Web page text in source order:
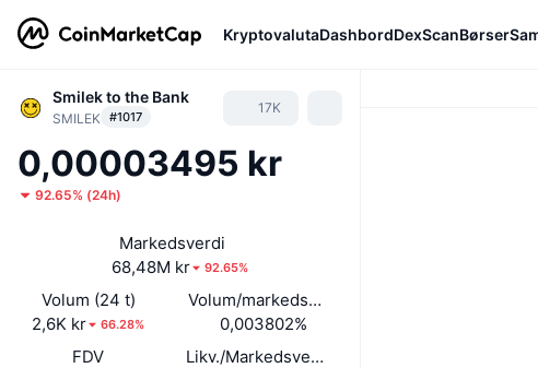
KryptovalutaDashbordDexScanBørser
Smilek to the Bank
SMILEK #1017
17K
0,00003495 kr
92.65% (24h)
Markedsverdi
68,48M kr
92.65%
Volum (24 t)
2,6K kr
66.28%
Volum/markedsverdi (24 timer)
0,003802%
FDV
Likv./Markedsverdi